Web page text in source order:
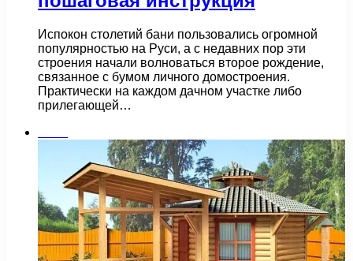
Испокон столетий бани пользовались огромной
популярностью на Руси, а с недавних пор эти
строения начали волноваться второе рождение,
связанное с бумом личного домостроения.
Практически на каждом дачном участке либо
прилегающей…